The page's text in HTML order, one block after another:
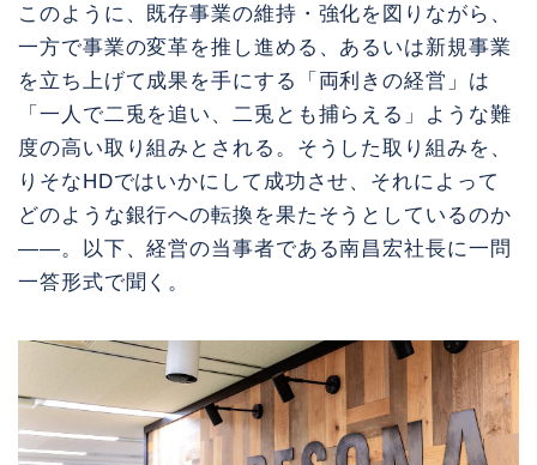
このように、既存事業の維持・強化を図りながら、
一方で事業の変革を推し進める、あるいは新規事業
を立ち上げて成果を手にする「両利きの経営」は
「一人で二兎を追い、二兎とも捕らえる」ような難
度の高い取り組みとされる。そうした取り組みを、
りそなHDではいかにして成功させ、それによって
どのような銀行への転換を果たそうとしているのか
――。以下、経営の当事者である南昌宏社長に一問
一答形式で聞く。